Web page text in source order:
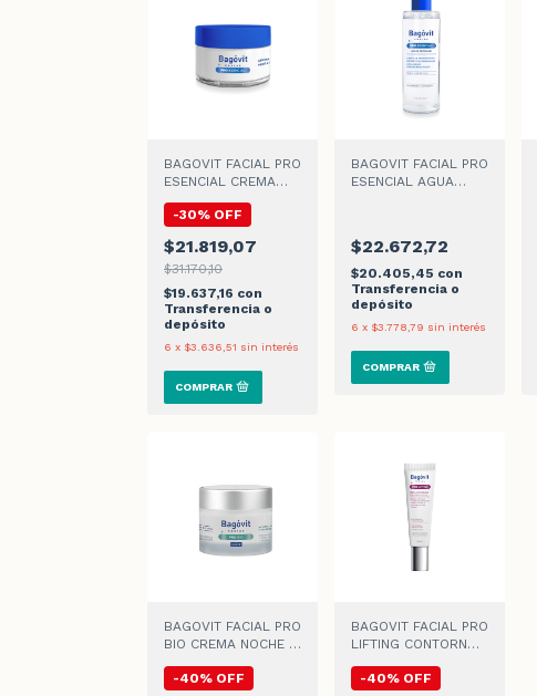
BAGOVIT FACIAL PRO
ESENCIAL CREMA
-30% OFF
$21.819,07
$31.170,10
$19.637,16 con
Transferencia o
depósito
6 x $3.636,51 sin interés
BAGOVIT FACIAL PRO
ESENCIAL AGUA
$22.672,72
$20.405,45 con
Transferencia o
depósito
6 x $3.778,79 sin interés
BAGOVIT FACIAL PRO
BIO CREMA NOCHE x
-40% OFF
BAGOVIT FACIAL PRO
LIFTING CONTORNO
-40% OFF